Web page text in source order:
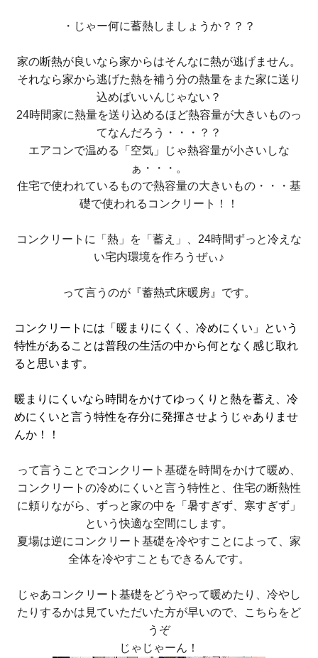
・じゃー何に蓄熱しましょうか？？？
家の断熱が良いなら家からはそんなに熱が逃げません。
それなら家から逃げた熱を補う分の熱量をまた家に送り
込めばいいんじゃない？
24時間家に熱量を送り込めるほど熱容量が大きいものっ
てなんだろう・・・？？
エアコンで温める「空気」じゃ熱容量が小さいしな
ぁ・・・。
住宅で使われているもので熱容量の大きいもの・・・基
礎で使われるコンクリート！！
コンクリートに「熱」を「蓄え」、24時間ずっと冷えな
い宅内環境を作ろうぜぃ♪
って言うのが『蓄熱式床暖房』です。
コンクリートには「暖まりにくく、冷めにくい」という
特性があることは普段の生活の中から何となく感じ取れ
ると思います。
暖まりにくいなら時間をかけてゆっくりと熱を蓄え、冷
めにくいと言う特性を存分に発揮させようじゃありませ
んか！！
って言うことでコンクリート基礎を時間をかけて暖め、
コンクリートの冷めにくいと言う特性と、住宅の断熱性
に頼りながら、ずっと家の中を「暑すぎず、寒すぎず」
という快適な空間にします。
夏場は逆にコンクリート基礎を冷やすことによって、家
全体を冷やすこともできるんです。
じゃあコンクリート基礎をどうやって暖めたり、冷やし
たりするかは見ていただいた方が早いので、こちらをど
うぞ
じゃじゃーん！